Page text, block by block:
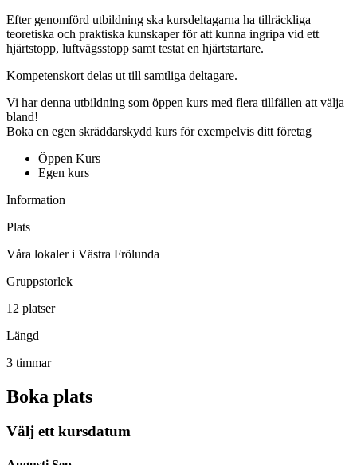
Efter genomförd utbildning ska kursdeltagarna ha tillräckliga
teoretiska och praktiska kunskaper för att kunna ingripa vid ett
hjärtstopp, luftvägsstopp samt testat en hjärtstartare.
Kompetenskort delas ut till samtliga deltagare.
Vi har denna utbildning som öppen kurs med flera tillfällen att välja
bland!
Boka en egen skräddarskydd kurs för exempelvis ditt företag
Öppen Kurs
Egen kurs
Information
Plats
Våra lokaler i Västra Frölunda
Gruppstorlek
12 platser
Längd
3 timmar
Boka plats
Välj ett kursdatum